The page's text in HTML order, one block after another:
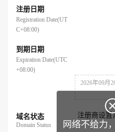
注册日期
Registration Date(UT
C+08:00)
到期日期
Expiration Date(UTC
+08:00)
2026年09月
域名状态
Domain Status
注册商设置
网络不给力